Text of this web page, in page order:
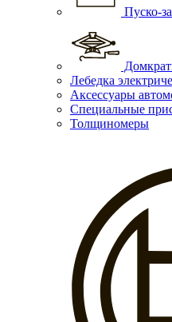
Пуско-
Лебедка
Аксессуары
Специальные
Толщиномеры